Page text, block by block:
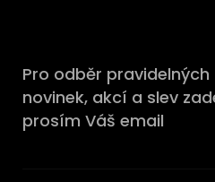
Pro odběr pravidelných
novinek, akcí a slev
prosím Váš email